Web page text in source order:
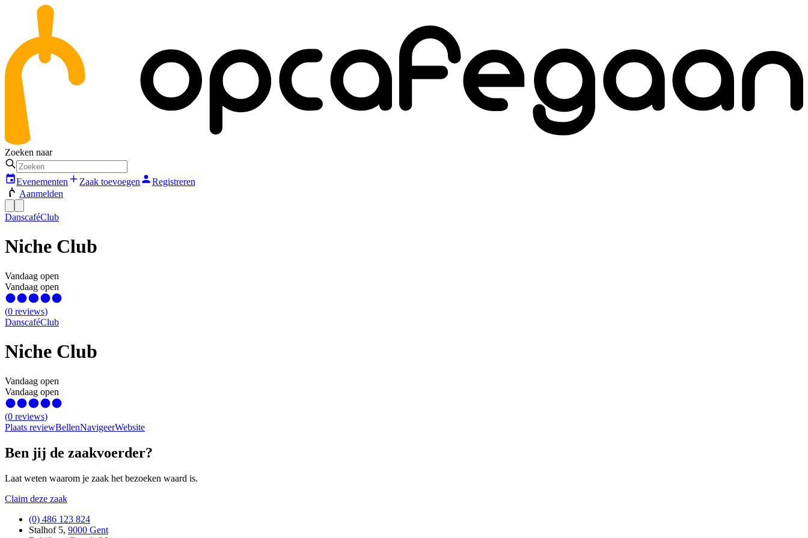
Zoeken naar
Evenementen Zaak toevoegen
Registreren
Aanmelden
DanscaféClub
Niche Club
Vandaag open
Vandaag open
(0 reviews)
DanscaféClub
Niche Club
Vandaag open
Vandaag open
(0 reviews)
Plaats reviewBellenNavigeerWebsite
Ben jij de zaakvoerder?
Laat weten waarom je zaak het bezoeken waard is.
Claim deze zaak
(0) 486 123 824
Stalhof 5, 9000 Gent